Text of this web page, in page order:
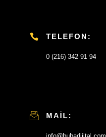
TELEFON:
0 (216) 342 91 94
MAIL:
info@bubadijital.com